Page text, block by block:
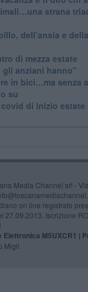
strana
dell’ansia e
di mezza estate
gli anziani hanno"
in bici…ma senza
su
di inizio estate
Media Channel srl -
on line registrato
27.09.2013. Iscrizione
Elettronica M5UXCR1 |
Migli